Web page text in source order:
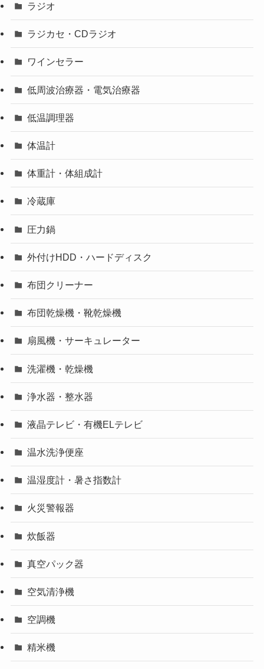
ラジオ
ラジカセ・CDラジオ
ワインセラー
低周波治療器・電気治療器
低温調理器
体温計
体重計・体組成計
冷蔵庫
圧力鍋
外付けHDD・ハードディスク
布団クリーナー
布団乾燥機・靴乾燥機
扇風機・サーキュレーター
洗濯機・乾燥機
浄水器・整水器
液晶テレビ・有機ELテレビ
温水洗浄便座
温湿度計・暑さ指数計
火災警報器
炊飯器
真空パック器
空気清浄機
空調機
精米機